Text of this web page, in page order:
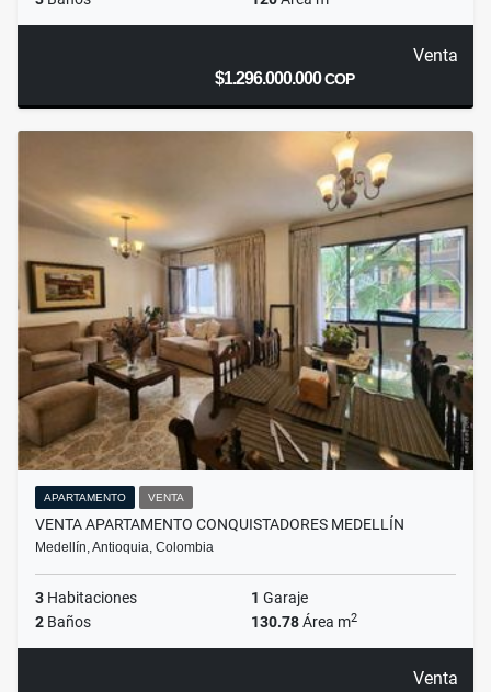
Venta
$1.296.000.000COP
APARTAMENTO VENTA
VENTA APARTAMENTO CONQUISTADORES MEDELLÍN
Medellín, Antioquia, Colombia
3 Habitaciones 1 Garaje
2 Baños 130.78Área m2
Venta